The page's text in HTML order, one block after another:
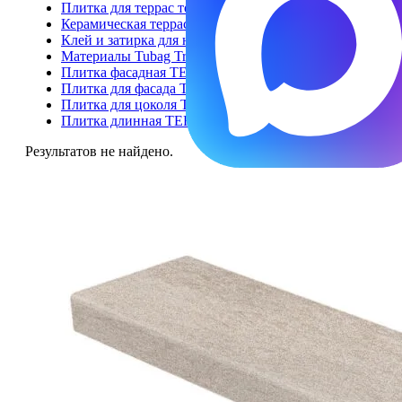
Плитка для террас толщина 20 мм
Керамическая террасная доска
Клей и затирка для напольной плитки и ступеней
Материалы Tubag Trass для укладки керамогранита 2
Плитка фасадная TERRA Collection
Плитка для фасада TERRAMIG
Плитка для цоколя TERRABIG
Плитка длинная TERRALONG
Результатов не найдено.